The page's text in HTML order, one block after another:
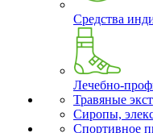
Средства
Лечебно-
Травяные
Сиропы,
Спортивное